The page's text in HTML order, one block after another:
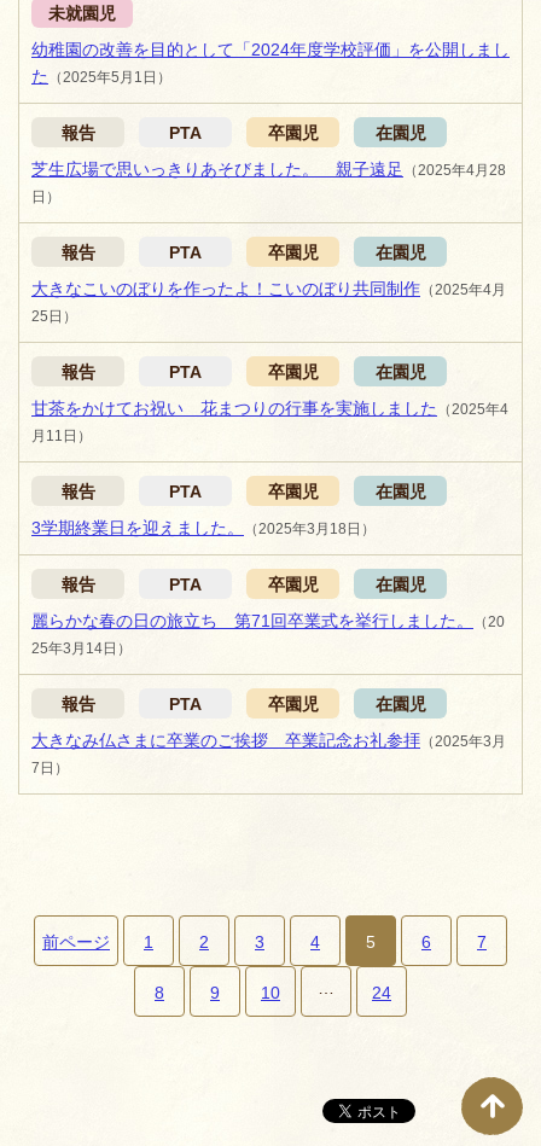
未就園児
幼稚園の改善を目的として「2024年度学校評価」を公開しまし
た （2025年5月1日）
報告 PTA 卒園児
在園児
芝生広場で思いっきりあそびました。 親子遠足
（2025年4月28
日）
報告 PTA 卒園児
在園児
大きなこいのぼりを作ったよ！こいのぼり共同制作 （2025年4月
25日）
報告 PTA 卒園児
在園児
甘茶をかけてお祝い 花まつりの行事を実施しました
（2025年4
月11日）
報告 PTA 卒園児
在園児
3学期終業日を迎えました。
（2025年3月18日）
報告 PTA 卒園児
在園児
麗らかな春の日の旅立ち 第71回卒業式を挙行しました。
（20
25年3月14日）
報告 PTA 卒園児
在園児
大きなみ仏さまに卒業のご挨拶 卒業記念お礼参拝 （2025年3月
7日）
前ページ 1 2 3 4 5 6 7
8 9 10 24